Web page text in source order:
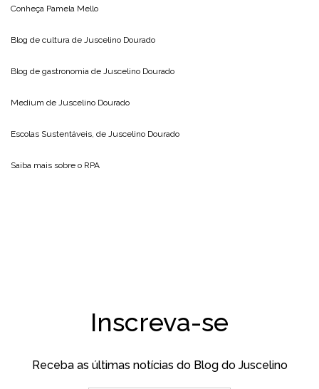
Conheça Pamela Mello
Blog de cultura de Juscelino Dourado
Blog de gastronomia de Juscelino Dourado
Medium de Juscelino Dourado
Escolas Sustentáveis, de Juscelino Dourado
Saiba mais sobre o RPA
Inscreva-se
Receba as últimas notícias do Blog do Juscelino